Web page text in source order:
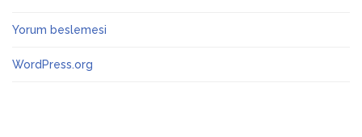
Yorum beslemesi
WordPress.org